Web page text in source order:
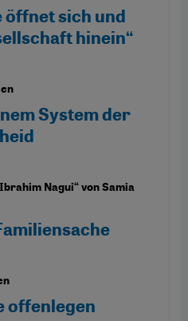
öffnet sich und
hinein“
System der
Nagui“ von Samia
offenlegen